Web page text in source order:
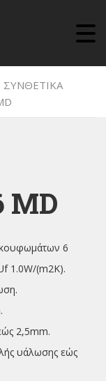
ΣΥΝΘΕΤΙΚΑ
MD
6
1.0W/(m2K).
2,5mm.
υάλωσης εώς